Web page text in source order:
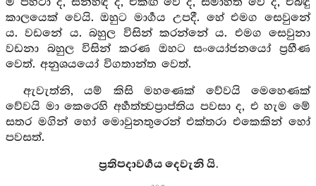
කාලයෙක් වෙයි. ඔහුට මාර්‍ගය උපදී. හේ එමග සෙවුනේ
ය. වඩනේ ය. බහුල විසින් කරන්නේ ය. එමග සෙවුනා
වඩනා බහුල විසින් කරණ ඔහට සංයෝජනයෝ ප්‍රහීණ
වෙත්. අනුශයයෝ විගතාන්ත වෙත්.
ඇවැත්නි, යම් කිසි මහණෙක් වේවයි මෙහෙණක්
වේවයි මා කෙරෙහි අර්‍හත්ත්‍වප්‍රාප්තිය පවසා ද, එ හැම මේ
සතර මගින් හෝ මොවුනතුරෙන් එක්තරා එකෙකින් හෝ
පවසත්.
ප්‍රතිපදාවර්‍ගය දෙවැනි යි.